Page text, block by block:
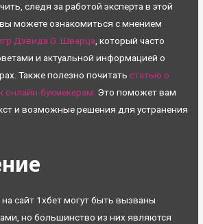
следя за работой эксперта в этой
можете ознакомиться с мнением
Дэвида G. Шварца, который часто
и актуальной информацией о
Также полезно почитать статью о
онлайн-букмекерам. Это поможет вам
и возможные решения для устранения
сайт 1хбет могут быть вызваны
но большинство из них являются